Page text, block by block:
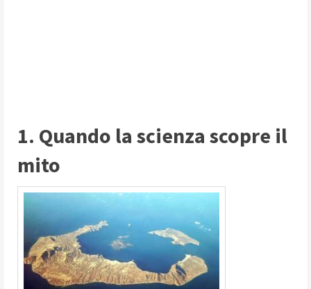
1. Quando la scienza scopre il
mito